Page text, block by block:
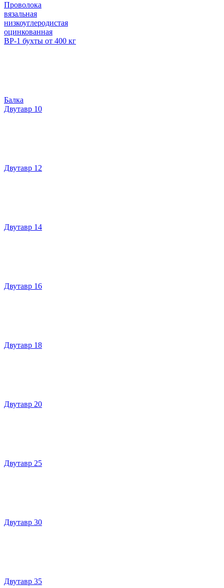
Проволока
вязальная
низкоуглеродистая
оцинкованная
ВР-1 бухты от 400 кг
Балка
Двутавр 10
Двутавр 12
Двутавр 14
Двутавр 16
Двутавр 18
Двутавр 20
Двутавр 25
Двутавр 30
Двутавр 35